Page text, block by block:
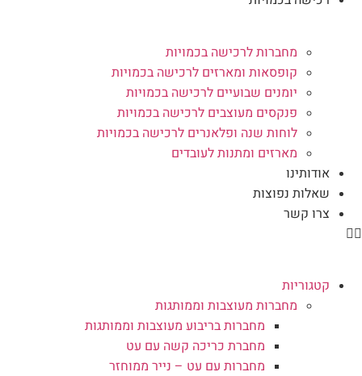
מחברות לרכישה בכמויות
קופסאות ומארזים לרכישה בכמויות
יומנים שבועיים לרכישה בכמויות
פנקסים מעוצבים לרכישה בכמויות
לוחות שנה ופלאנרים לרכישה בכמויות
מארזים ומתנות לעובדים
אודותינו
שאלות נפוצות
צרו קשר
קטגוריות
מחברות מעוצבות וממותגות
מחברות בריבוע מעוצבות וממותגות
מחברת כריכה קשה עם עט
מחברות עם עט – נייר ממוחזר